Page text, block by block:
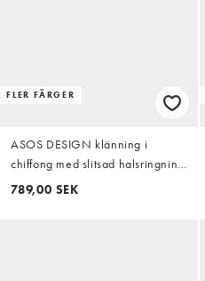
FLER FÄRGER
ASOS DESIGN klänning i
chiffong med slitsad halsringning
i grönt
789,00 SEK